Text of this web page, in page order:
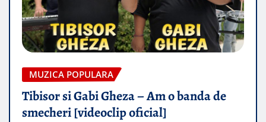
MUZICA POPULARA
Tibisor si Gabi Gheza – Am o banda de
smecheri [videoclip oficial]